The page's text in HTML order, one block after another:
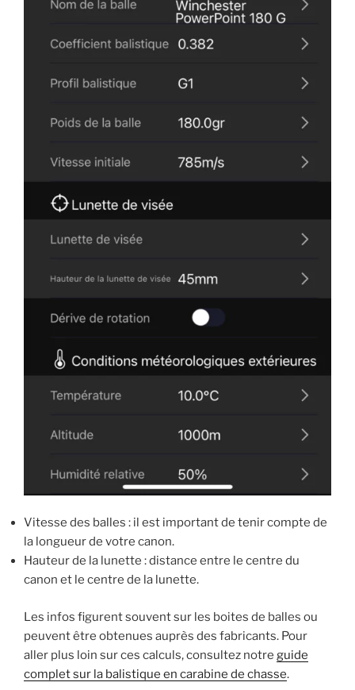
Vitesse des balles : il est important de tenir compte de
la longueur de votre canon.
Hauteur de la lunette : distance entre le centre du
canon et le centre de la lunette.
Les infos figurent souvent sur les boites de balles ou
peuvent être obtenues auprès des fabricants. Pour
aller plus loin sur ces calculs, consultez notre guide
complet sur la balistique en carabine de chasse.